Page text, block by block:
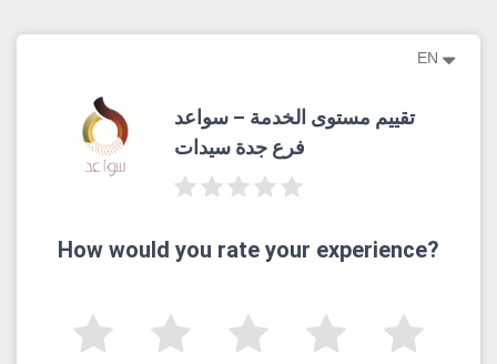
EN
تقييم مستوى الخدمة – سواعد
فرع جدة سيدات
How would you rate your experience?